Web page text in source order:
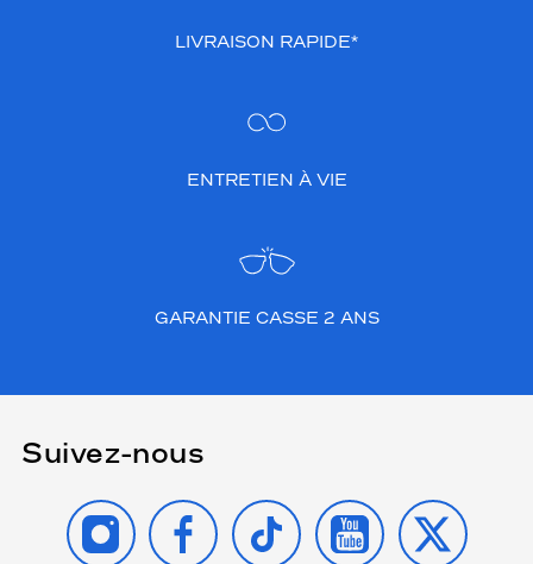
LIVRAISON RAPIDE*
ENTRETIEN À VIE
GARANTIE CASSE 2 ANS
Suivez-nous
INSTAGRAMFACEBOOK
TIKTOK YOUTUBE
X